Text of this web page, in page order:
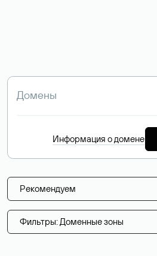
Информация о домене
Рекомендуем
Фильтры: Доменные зоны